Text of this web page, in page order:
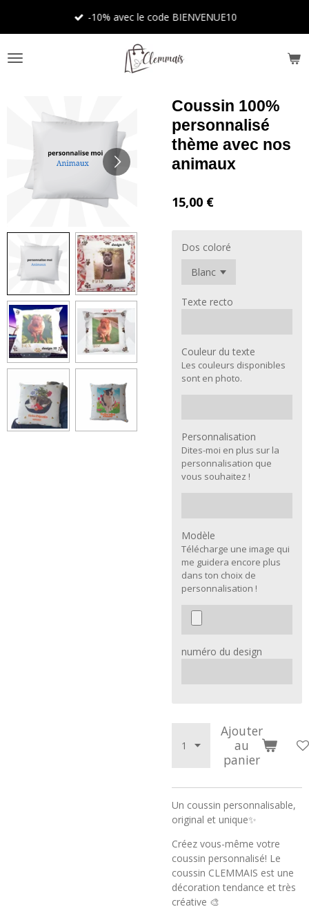
principal
-10% avec le code BIENVENUE10
Coussin 100%
personnalisé
thème avec nos
animaux
15,00 €
Dos coloré
Texte recto
Couleur du texte
Les couleurs disponibles
sont en photo.
Personnalisation
Dites-moi en plus sur la
personnalisation que
vous souhaitez !
Modèle
Télécharge une image qui
me guidera encore plus
dans ton choix de
personnalisation !
numéro du design
Ajouter
au
panier
Un coussin personnalisable,
original et unique✨
Créez vous-même votre
coussin personnalisé! Le
coussin CLEMMAIS est une
décoration tendance et très
créative 🎨